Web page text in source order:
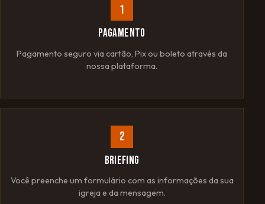
1
PAGAMENTO
Pagamento seguro via cartão, Pix ou boleto através da
nossa plataforma.
2
BRIEFING
Você preenche um formulário com as informações da sua
igreja e da mensagem.